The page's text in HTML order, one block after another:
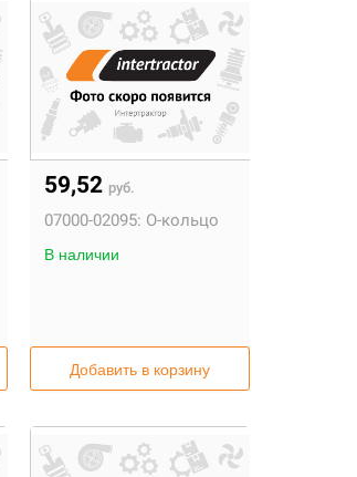
59,52 руб.
07000-02095: О-кольцо
В наличии
Добавить в корзину